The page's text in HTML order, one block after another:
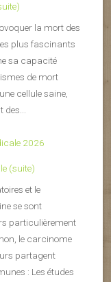
la mort des
plus fascinants
sa capacité
de mort
cellule saine,
des...
(suite)
et le
se sont
particulièrement
le carcinome
partagent
: Les études